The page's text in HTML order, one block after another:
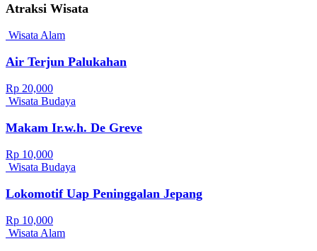
Atraksi Wisata
Wisata Alam
Air Terjun Palukahan
Rp 20,000
Wisata Budaya
Makam Ir.w.h. De Greve
Rp 10,000
Wisata Budaya
Lokomotif Uap Peninggalan Jepang
Rp 10,000
Wisata Alam